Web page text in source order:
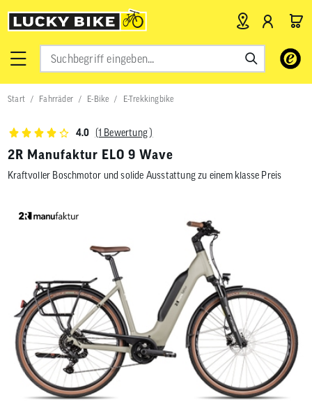
Verwende
Pfeile
nach
Ergebnis
zu
gelangen.
Benutzer
von
können
Touch-
und
Start Fahrräder E-Bike E-Trekkingbike
4.0 (1 Bewertung )
2R Manufaktur ELO 9 Wave
Kraftvoller Boschmotor und solide Ausstattung zu einem klasse Preis